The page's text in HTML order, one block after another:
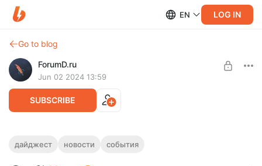
EN LOG IN
Go to blog
ForumD.ru
Jun 02 2024 13:59
SUBSCRIBE
Дайджест событий в FD-комьюнити за
дайджест новости события